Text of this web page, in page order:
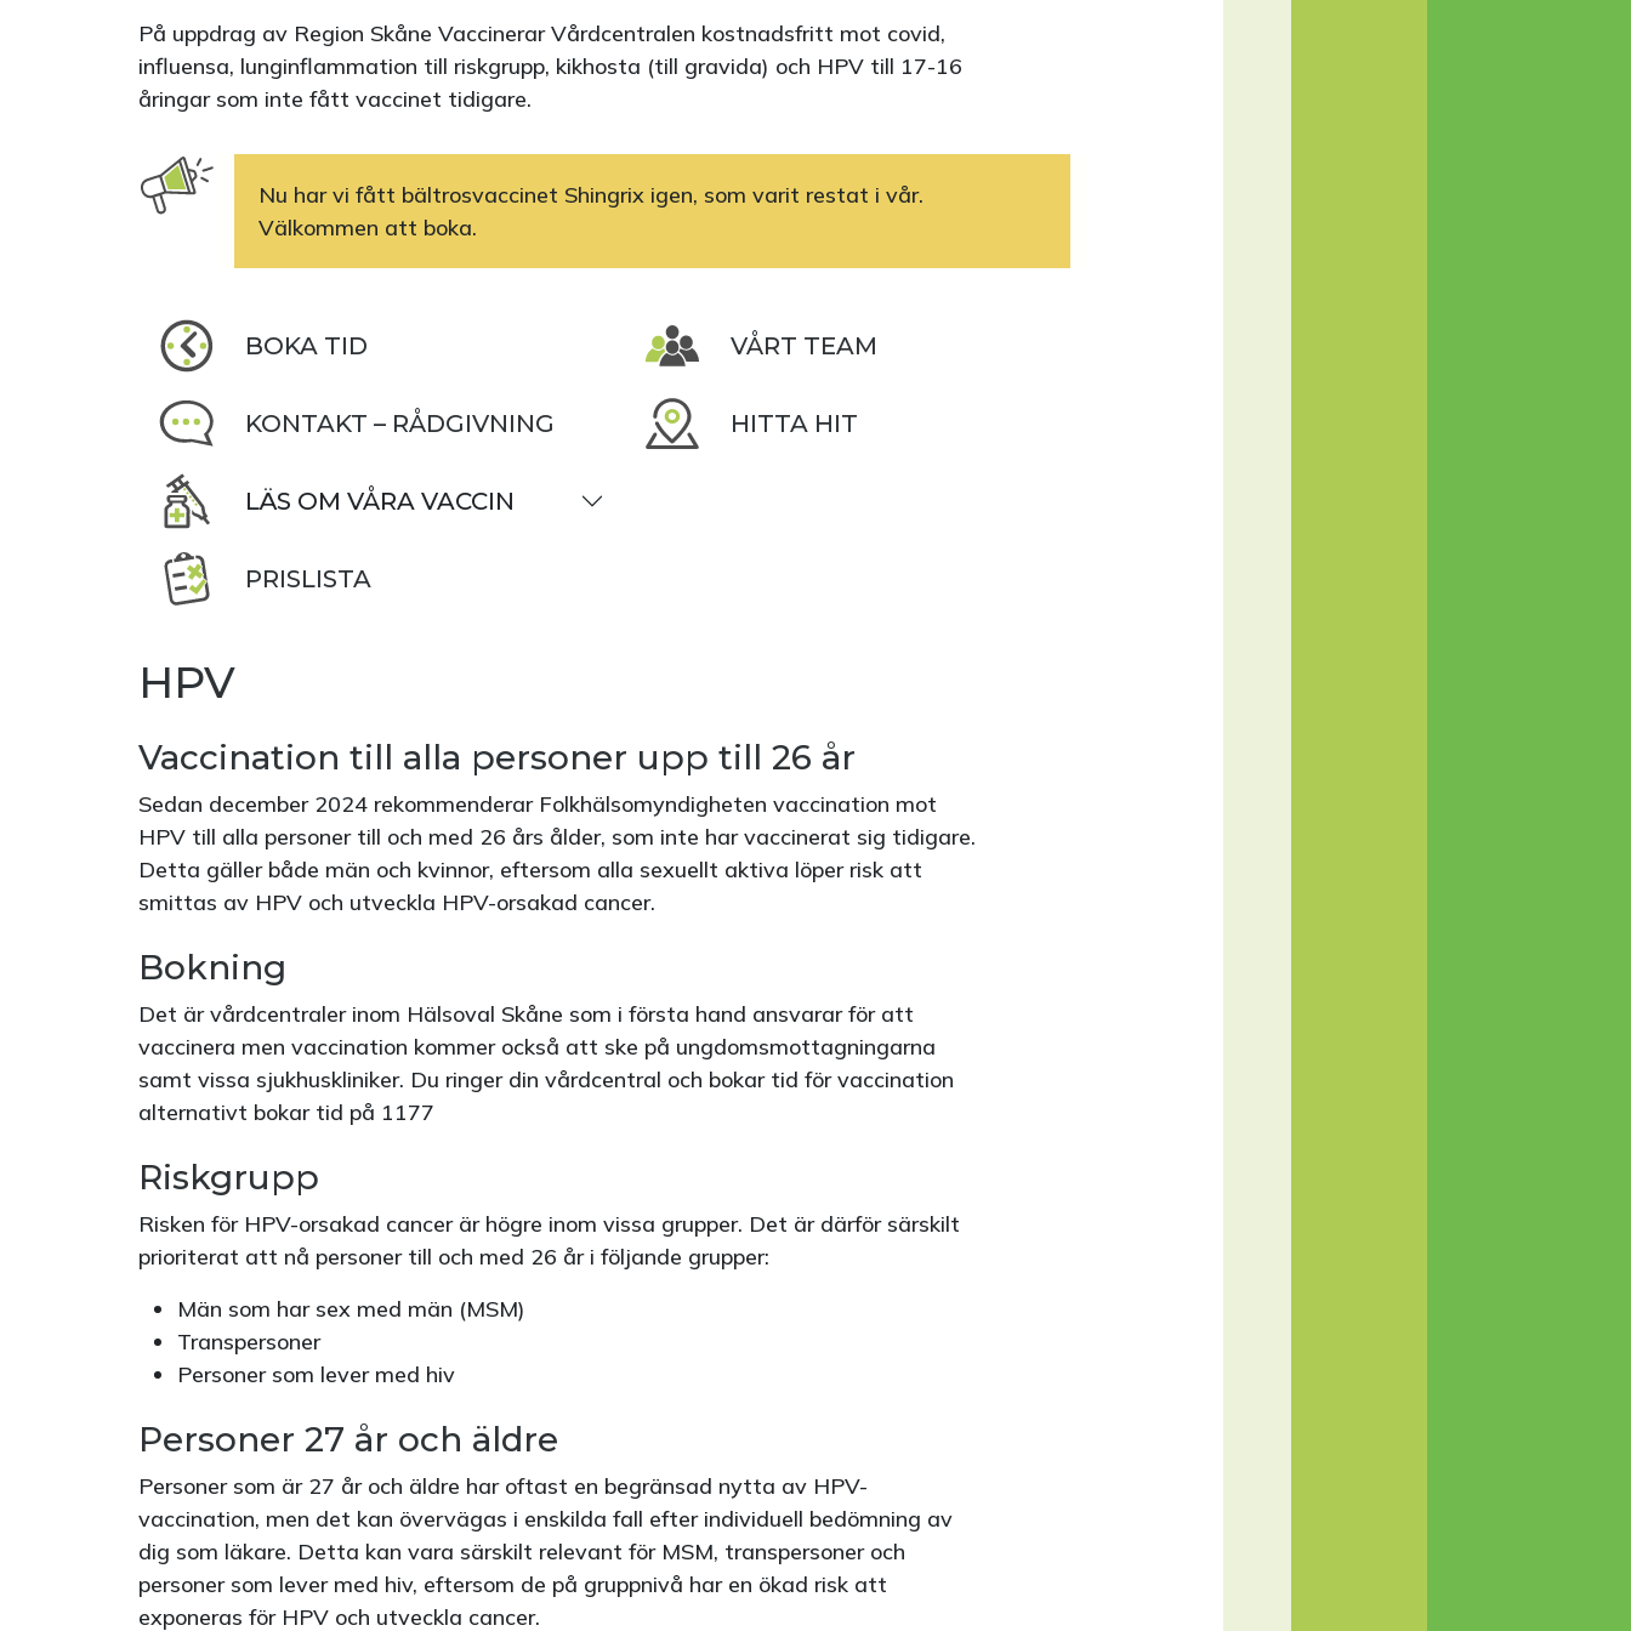
På uppdrag av Region Skåne Vaccinerar Vårdcentralen kostnadsfritt mot covid,
influensa, lunginflammation till riskgrupp, kikhosta (till gravida) och HPV till 17-16
åringar som inte fått vaccinet tidigare.
Nu har vi fått bältrosvaccinet Shingrix igen, som varit restat i vår.
Välkommen att boka.
BOKA TID
KONTAKT – RÅDGIVNING
LÄS OM VÅRA VACCIN
PRISLISTA
VÅRT TEAM
HITTA HIT
HPV
Vaccination till alla personer upp till 26 år
Sedan december 2024 rekommenderar Folkhälsomyndigheten vaccination mot
HPV till alla personer till och med 26 års ålder, som inte har vaccinerat sig tidigare.
Detta gäller både män och kvinnor, eftersom alla sexuellt aktiva löper risk att
smittas av HPV och utveckla HPV-orsakad cancer.
Bokning
Det är vårdcentraler inom Hälsoval Skåne som i första hand ansvarar för att
vaccinera men vaccination kommer också att ske på ungdomsmottagningarna
samt vissa sjukhuskliniker. Du ringer din vårdcentral och bokar tid för vaccination
alternativt bokar tid på 1177
Riskgrupp
Risken för HPV-orsakad cancer är högre inom vissa grupper. Det är därför särskilt
prioriterat att nå personer till och med 26 år i följande grupper:
Män som har sex med män (MSM)
Transpersoner
Personer som lever med hiv
Personer 27 år och äldre
Personer som är 27 år och äldre har oftast en begränsad nytta av HPV-
vaccination, men det kan övervägas i enskilda fall efter individuell bedömning av
dig som läkare. Detta kan vara särskilt relevant för MSM, transpersoner och
personer som lever med hiv, eftersom de på gruppnivå har en ökad risk att
exponeras för HPV och utveckla cancer.